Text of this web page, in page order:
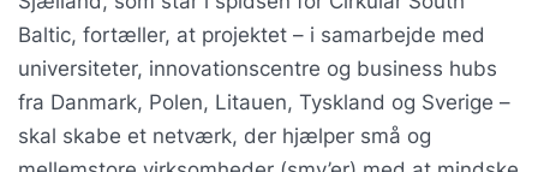
Baltic, fortæller, at projektet – i samarbejde med
universiteter, innovationscentre og business hubs
fra Danmark, Polen, Litauen, Tyskland og Sverige –
skal skabe et netværk, der hjælper små og